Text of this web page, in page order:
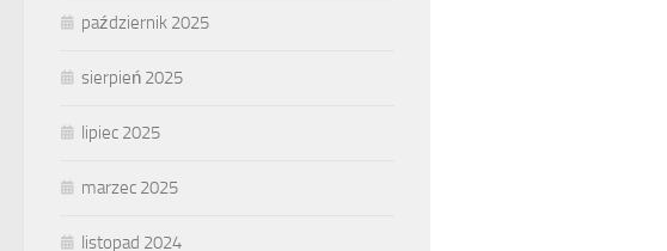
październik 2025
sierpień 2025
lipiec 2025
marzec 2025
listopad 2024